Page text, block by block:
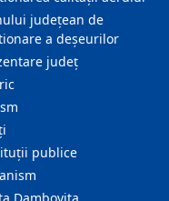
județean de
a deșeurilor
judeţ
publice